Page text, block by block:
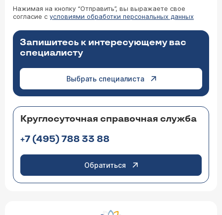
Нажимая на кнопку “Отправить”, вы выражаете свое
согласие с условиями обработки персональных данных
Запишитесь к интересующему вас
специалисту
Выбрать специалиста
Круглосуточная справочная служба
+7 (495) 788 33 88
Обратиться